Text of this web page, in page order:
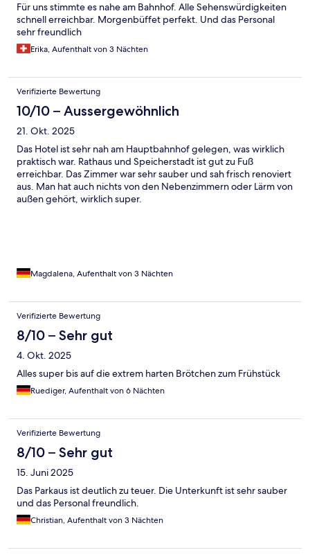
Für uns stimmte es nahe am Bahnhof. Alle Sehenswürdigkeiten
schnell erreichbar. Morgenbüffet perfekt. Und das Personal
sehr freundlich
Erika, Aufenthalt von 3 Nächten
Verifizierte Bewertung
10/10 – Aussergewöhnlich
21. Okt. 2025
Das Hotel ist sehr nah am Hauptbahnhof gelegen, was wirklich
praktisch war. Rathaus und Speicherstadt ist gut zu Fuß
erreichbar. Das Zimmer war sehr sauber und sah frisch renoviert
aus. Man hat auch nichts von den Nebenzimmern oder Lärm von
außen gehört, wirklich super.
Magdalena, Aufenthalt von 3 Nächten
Verifizierte Bewertung
8/10 – Sehr gut
4. Okt. 2025
Alles super bis auf die extrem harten Brötchen zum Frühstück
Ruediger, Aufenthalt von 6 Nächten
Verifizierte Bewertung
8/10 – Sehr gut
15. Juni 2025
Das Parkaus ist deutlich zu teuer. Die Unterkunft ist sehr sauber
und das Personal freundlich.
Christian, Aufenthalt von 3 Nächten